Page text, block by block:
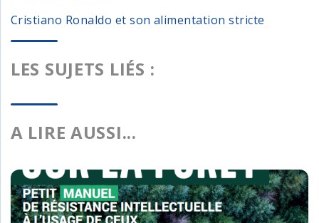
Cristiano Ronaldo et son alimentation stricte
LES SUJETS LIÉS :
A LIRE AUSSI...